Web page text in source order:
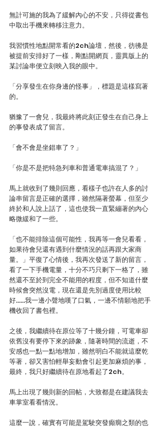
無計可施的我為了緩解內心的不安，只得從書包
中取出手機來轉移注意力。
我習慣性地點開常看的2ch論壇，然後，彷彿是
被提前安排好了一樣，剛點開網頁，靈異版上的
某討論串便立刻映入我的眼中。
「分享發生在你身邊的怪事」，標題是這樣寫著
的。
猶豫了一會兒，我最終將此刻正發生在自己身上
的事發表成了留言。
「會不會是坐錯車了？」
「你是不是把特急列車和普通電車搞混了？」
馬上就收到了幾則回應，看樣子也許在人多的討
論串留言是正確的選擇，雖然隔著螢幕，但至少
終於和人說上話了，這也使我一直緊繃著的內心
略微緩和了一些。
「也不能排除這個可能性，我再等一會兒看看，
如果待會兒還有遇到什麼情況的話再跟大家商
量。」平復了心情後，我再次發送了新的留言，
看了一下手機電量，十分不巧只剩下一格了，雖
然還不至於到完全不能用的程度，但不知道什麼
時候會突然沒電，現在還是先別過度使用比較
好……我一邊小聲地嘆了口氣，一邊不情願地把手
機收回了書包裡。
之後，我繼續待在原位等了十幾分鐘，可電車卻
依舊沒有要停下來的跡象，隨著時間的流逝，不
安感也一點一點地增加，雖然明白不能就這麼乾
等著，卻又害怕輕舉妄動會引起更加麻煩的事，
最終，我只好繼續待在原地看起了2ch。
馬上出現了幾則新的回帖，大致都是在建議我去
車掌室看看情況。
這麼一說，確實有可能是駕駛突發癲癇之類的也